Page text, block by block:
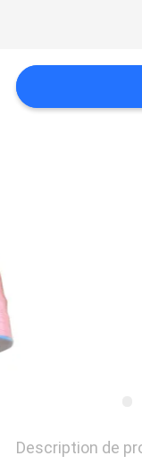
CONTACTER
PLAN
DU
SITE
POLICY
Description de